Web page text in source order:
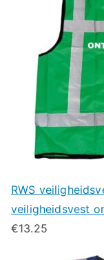
RWS
veiligheidsvest
€13.25